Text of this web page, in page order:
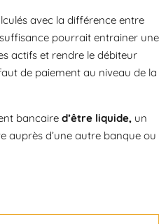
avec la différence entre
pourrait entrainer une
actifs et rendre le débiteur
de paiement au niveau de la
bancaire d’être liquide, un
auprès d’une autre banque ou